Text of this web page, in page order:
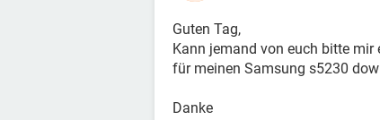
Guten Tag,
Kann jemand von euch bitte mir
für meinen Samsung s5230
Danke